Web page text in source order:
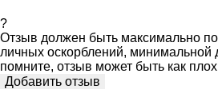
?
Отзыв должен быть максимально
личных оскорблений, минимальной
помните, отзыв может быть как